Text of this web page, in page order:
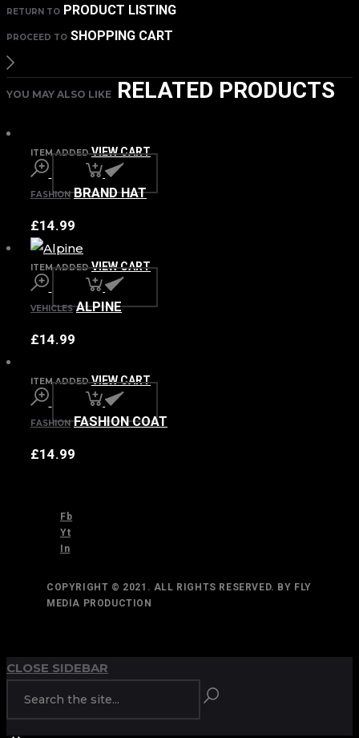
RETURN TO PRODUCT LISTING
PROCEED TO SHOPPING CART
YOU MAY ALSO LIKE RELATED PRODUCTS
ITEM ADDED VIEW CART
FASHION BRAND HAT
£14.99
ITEM ADDED VIEW CART
VEHICLES ALPINE
£14.99
ITEM ADDED VIEW CART
FASHION FASHION COAT
£14.99
Fb
Yt
In
COPYRIGHT © 2021. ALL RIGHTS RESERVED. BY FLY
MEDIA PRODUCTION
CLOSE SIDEBAR